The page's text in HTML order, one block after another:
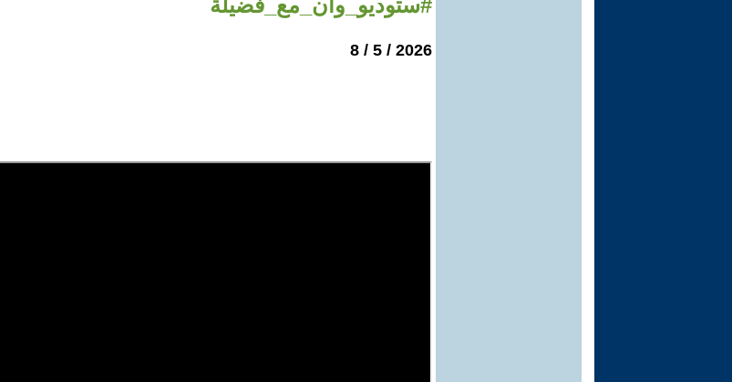
#ستوديو_وان_مع_فضيلة
2026 / 5 / 8